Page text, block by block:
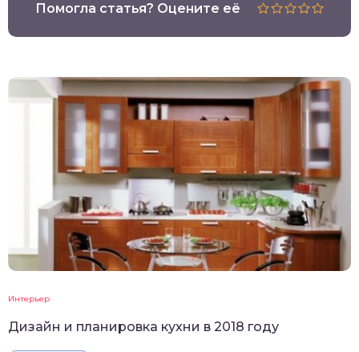
Помогла статья? Оцените её
Интерьер
Дизайн и планировка кухни в 2018 году